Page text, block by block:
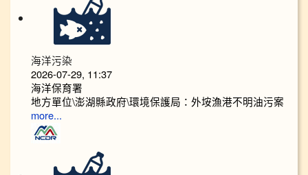
海洋污染
2026-07-29, 11:37
海洋保育署
地方單位\澎湖縣政府\環境保護局：外垵漁港不明油污案
more...